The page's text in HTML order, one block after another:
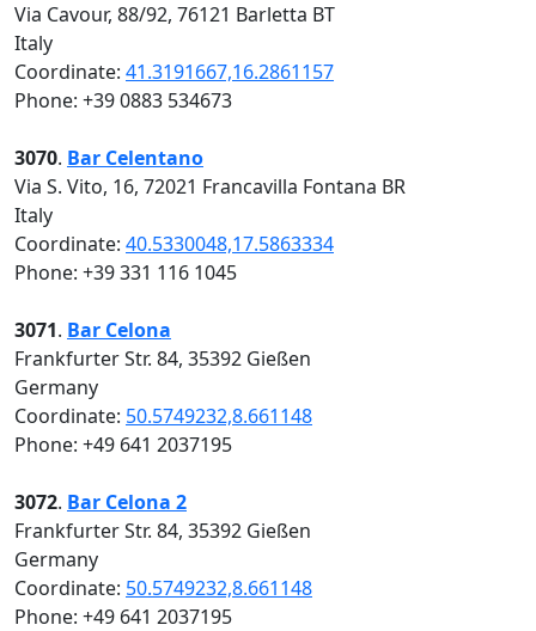
Via Cavour, 88/92, 76121 Barletta BT
Italy
Coordinate: 41.3191667,16.2861157
Phone: +39 0883 534673
3070. Bar Celentano
Via S. Vito, 16, 72021 Francavilla Fontana BR
Italy
Coordinate: 40.5330048,17.5863334
Phone: +39 331 116 1045
3071. Bar Celona
Frankfurter Str. 84, 35392 Gießen
Germany
Coordinate: 50.5749232,8.661148
Phone: +49 641 2037195
3072. Bar Celona 2
Frankfurter Str. 84, 35392 Gießen
Germany
Coordinate: 50.5749232,8.661148
Phone: +49 641 2037195